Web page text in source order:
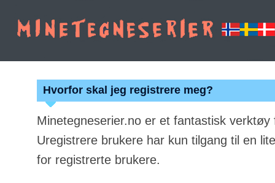
Hvorfor skal jeg registrere meg?
Minetegneserier.no er et fantastisk
Uregistrere brukere har kun tilgang til en
for registrerte brukere.